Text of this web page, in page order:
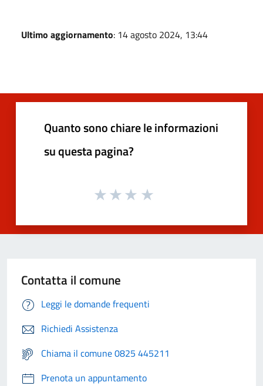
Ultimo aggiornamento: 14 agosto 2024, 13:44
Quanto sono chiare le informazioni
su questa pagina?
Contatta il comune
Leggi le domande frequenti
Richiedi Assistenza
Chiama il comune 0825 445211
Prenota un appuntamento